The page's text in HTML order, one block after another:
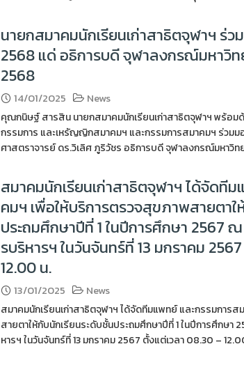
นายกสมาคมนักเรียนเก่าสาธิตจุฬาฯ ร่ว
2568 แด่ อธิการบดี จุฬาลงกรณ์มหาวิท
2568
14/01/2025 News
คุณกนิษฐ์ สารสิน นายกสมาคมนักเรียนเก่าสาธิตจุฬาฯ พร้อ
กรรมการ และเหรัญญิกสมาคมฯ และกรรมการสมาคมฯ ร่วม
ศาสตราจารย์ ดร.วิเลิศ ภูริวัชร อธิการบดี จุฬาลงกรณ์มหาวิท
สมาคมนักเรียนเก่าสาธิตจุฬาฯ ได้จัดที
คมฯ เพื่อให้บริการตรวจสุขภาพสายตาใ
ประถมศึกษาปีที่ 1 ในปีการศึกษา 2567
รบริหารฯ ในวันจันทร์ที่ 13 มกราคม
12.00 น.
13/01/2025 News
สมาคมนักเรียนเก่าสาธิตจุฬาฯ ได้จัดทีมแพทย์ และกรรมการ
สายตาให้กับนักเรียนระดับชั้นประถมศึกษาปีที่ 1 ในปีการศึกษา
หารฯ ในวันจันทร์ที่ 13 มกราคม 2567 ตั้งแต่เวลา 08.30 –